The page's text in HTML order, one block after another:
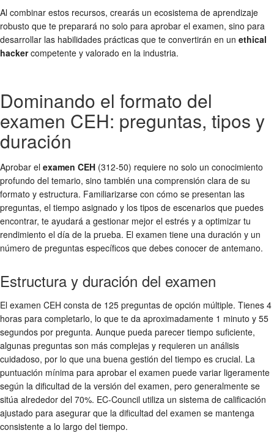
Al combinar estos recursos, crearás un ecosistema de aprendizaje
robusto que te preparará no solo para aprobar el examen, sino para
desarrollar las habilidades prácticas que te convertirán en un ethical
hackercompetente y valorado en la industria.
Dominando el formato del
examen CEH: preguntas, tipos y
duración
Aprobar el examen CEH (312-50) requiere no solo un conocimiento
profundo del temario, sino también una comprensión clara de su
formato y estructura. Familiarizarse con cómo se presentan las
preguntas, el tiempo asignado y los tipos de escenarios que puedes
encontrar, te ayudará a gestionar mejor el estrés y a optimizar tu
rendimiento el día de la prueba. El examen tiene una duración y un
número de preguntas específicos que debes conocer de antemano.
Estructura y duración del examen
El examen CEH consta de 125 preguntas de opción múltiple. Tienes 4
horas para completarlo, lo que te da aproximadamente 1 minuto y 55
segundos por pregunta. Aunque pueda parecer tiempo suficiente,
algunas preguntas son más complejas y requieren un análisis
cuidadoso, por lo que una buena gestión del tiempo es crucial. La
puntuación mínima para aprobar el examen puede variar ligeramente
según la dificultad de la versión del examen, pero generalmente se
sitúa alrededor del 70%. EC-Council utiliza un sistema de calificación
ajustado para asegurar que la dificultad del examen se mantenga
consistente a lo largo del tiempo.